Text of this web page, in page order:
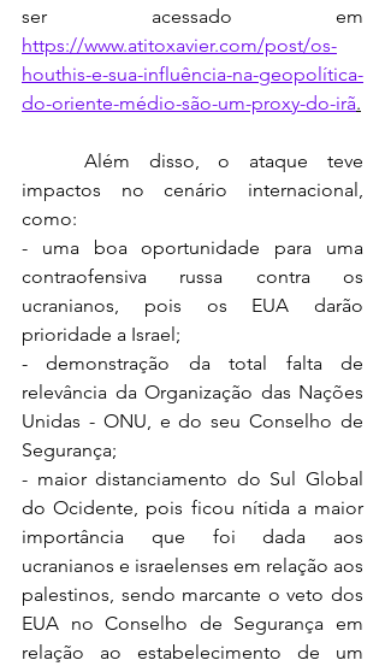
https://www.atitoxavier.com/post/os-
houthis-e-sua-influência-na-geopolítica-
do-oriente-médio-são-um-proxy-do-irã.
impactos no cenário internacional,
como:
- uma boa oportunidade para uma
contraofensiva russa contra os
ucranianos, pois os EUA darão
prioridade a Israel;
- demonstração da total falta de
relevância da Organização das Nações
Unidas - ONU, e do seu Conselho de
Segurança;
- maior distanciamento do Sul Global
do Ocidente, pois ficou nítida a maior
importância que foi dada aos
ucranianos e israelenses em relação aos
palestinos, sendo marcante o veto dos
EUA no Conselho de Segurança em
relação ao estabelecimento de um